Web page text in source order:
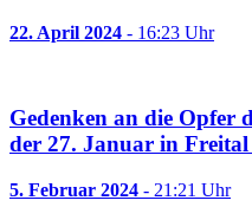
22. April 2024 - 16:23 Uhr
Gedenken an die Opfer
der 27. Januar in Freital
5. Februar 2024 - 21:21 Uhr